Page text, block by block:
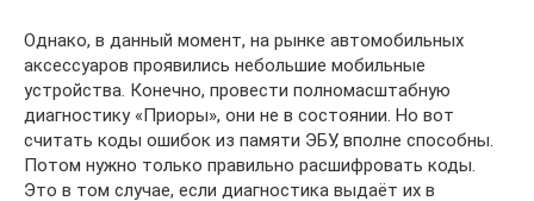
Однако, в данный момент, на рынке автомобильных
аксессуаров проявились небольшие мобильные
устройства. Конечно, провести полномасштабную
диагностику «Приоры», они не в состоянии. Но вот
считать коды ошибок из памяти ЭБУ, вполне способны.
Потом нужно только правильно расшифровать коды.
Это в том случае, если диагностика выдаёт их в